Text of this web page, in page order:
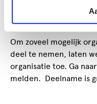
culturele sector:
bewuste keuzes.
Om zoveel mogelijk
deel te nemen, laten
organisatie toe. Ga
melden. Deelname is